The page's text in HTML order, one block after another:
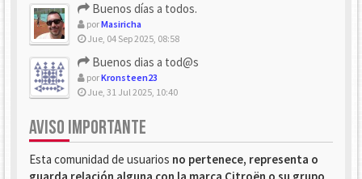
Buenos días a todos.
porMasiricha
Jue, 04 Sep 2025, 08:58
Buenos dias a tod@s
porKronsteen23
Jue, 31 Jul 2025, 10:40
AVISO IMPORTANTE
Esta comunidad de usuarios no pertenece, representa o